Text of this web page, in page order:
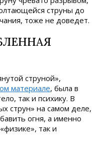
струны до
тоже не доведет.
струной»,
материале, была в
так и психику. В
струн» на самом деле,
огня, а именно
так и